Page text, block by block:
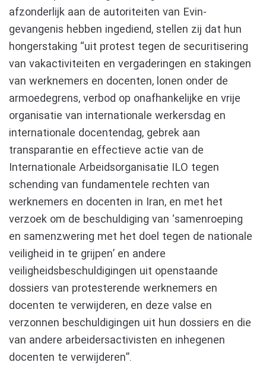
afzonderlijk aan de autoriteiten van Evin-
gevangenis hebben ingediend, stellen zij dat hun
hongerstaking “uit protest tegen de securitisering
van vakactiviteiten en vergaderingen en stakingen
van werknemers en docenten, lonen onder de
armoedegrens, verbod op onafhankelijke en vrije
organisatie van internationale werkersdag en
internationale docentendag, gebrek aan
transparantie en effectieve actie van de
Internationale Arbeidsorganisatie ILO tegen
schending van fundamentele rechten van
werknemers en docenten in Iran, en met het
verzoek om de beschuldiging van ‘samenroeping
en samenzwering met het doel tegen de nationale
veiligheid in te grijpen’ en andere
veiligheidsbeschuldigingen uit openstaande
dossiers van protesterende werknemers en
docenten te verwijderen, en deze valse en
verzonnen beschuldigingen uit hun dossiers en die
van andere arbeidersactivisten en inhegenen
docenten te verwijderen”.